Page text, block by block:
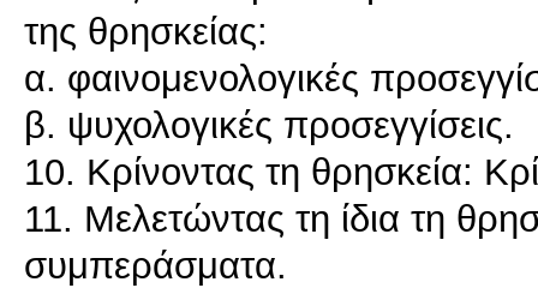
της θρησκείας:
α. φαινομενολογικές
β. ψυχολογικές προσεγγίσεις.
10. Κρίνοντας τη θρησκεία:
11. Μελετώντας τη ίδια τη
συμπεράσματα.